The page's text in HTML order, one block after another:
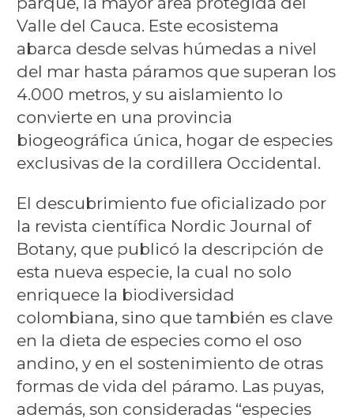
Valle del Cauca. Este ecosistema
abarca desde selvas húmedas a nivel
del mar hasta páramos que superan los
4.000 metros, y su aislamiento lo
convierte en una provincia
biogeográfica única, hogar de especies
exclusivas de la cordillera Occidental.
El descubrimiento fue oficializado por
la revista científica Nordic Journal of
Botany, que publicó la descripción de
esta nueva especie, la cual no solo
enriquece la biodiversidad
colombiana, sino que también es clave
en la dieta de especies como el oso
andino, y en el sostenimiento de otras
formas de vida del páramo. Las puyas,
además, son consideradas “especies